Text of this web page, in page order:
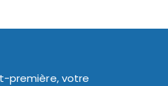
première, votre